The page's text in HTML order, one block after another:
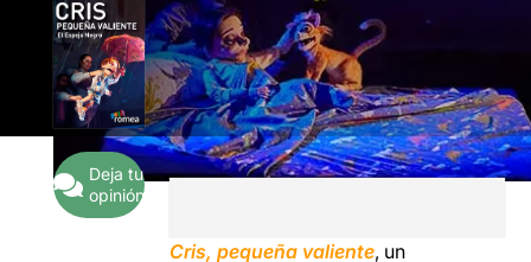
Deja tu
opinión
Cris, pequeña valiente, un